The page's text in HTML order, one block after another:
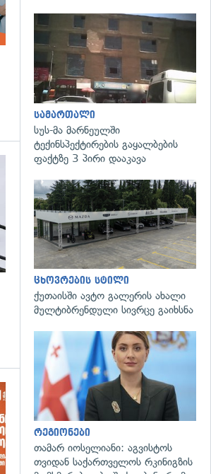
სამართალი
სუს-მა მარნეულში
ტექინსპექტირების გაყალბების
ფაქტზე 3 პირი დააკავა
ცხოვრების სტილი
ქუთაისში ავტო გალერის ახალი
მულტიბრენდული სივრცე გაიხსნა
რეგიონები
თამარ იოსელიანი: აგვისტოს
თვიდან საქართველოს რკინიგზის